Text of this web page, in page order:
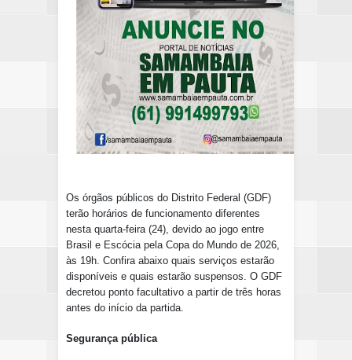
Os órgãos públicos do Distrito Federal (GDF)
terão horários de funcionamento diferentes
nesta quarta-feira (24), devido ao jogo entre
Brasil e Escócia pela Copa do Mundo de 2026,
às 19h. Confira abaixo quais serviços estarão
disponíveis e quais estarão suspensos. O GDF
decretou ponto facultativo a partir de três horas
antes do início da partida.
Segurança pública